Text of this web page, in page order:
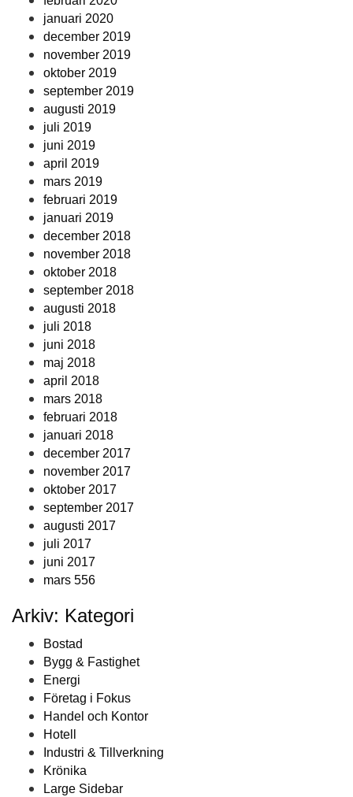
januari 2020
december 2019
november 2019
oktober 2019
september 2019
augusti 2019
juli 2019
juni 2019
april 2019
mars 2019
februari 2019
januari 2019
december 2018
november 2018
oktober 2018
september 2018
augusti 2018
juli 2018
juni 2018
maj 2018
april 2018
mars 2018
februari 2018
januari 2018
december 2017
november 2017
oktober 2017
september 2017
augusti 2017
juli 2017
juni 2017
mars 556
Arkiv: Kategori
Bostad
Bygg & Fastighet
Energi
Företag i Fokus
Handel och Kontor
Hotell
Industri & Tillverkning
Krönika
Large Sidebar